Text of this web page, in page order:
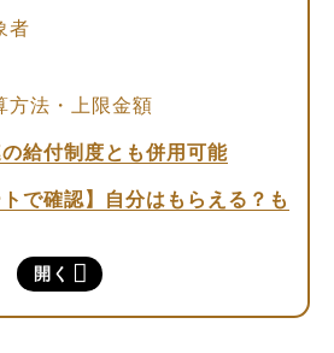
開く
者
方法・上限金額
給付制度とも併用可能
トで確認】自分はもらえる？も
付金の申請方法